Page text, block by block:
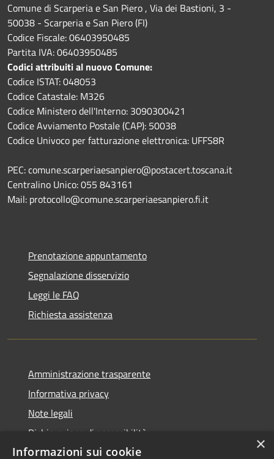
Comune di Scarperia e San Piero , Via dei Bastioni, 3 -
50038 - Scarperia e San Piero (FI)
Codice Fiscale: 06403950485
Partita IVA: 06403950485
Codici attribuiti al nuovo Comune:
Codice ISTAT: 048053
Codice Catastale: M326
Codice Ministero dell'Interno: 3090300421
Codice Avviamento Postale (CAP): 50038
Codice Univoco per fatturazione elettronica: UFFS8R
PEC: comune.scarperiaesanpiero@postacert.toscana.it
Centralino Unico: 055 843161
Mail: protocollo@comune.scarperiaesanpiero.fi.it
Prenotazione appuntamento
Segnalazione disservizio
Leggi le FAQ
Richiesta assistenza
Amministrazione trasparente
Informativa privacy
Note legali
Dichiarazione di accessibilità
×
Informazioni sui cookie